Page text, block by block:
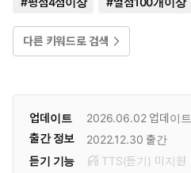
다른 키워드로 검색
업데이트 2026.06.02업데이트
출간 정보
2022.12.30 출간
듣기 기능
TTS(듣기) 미 지원